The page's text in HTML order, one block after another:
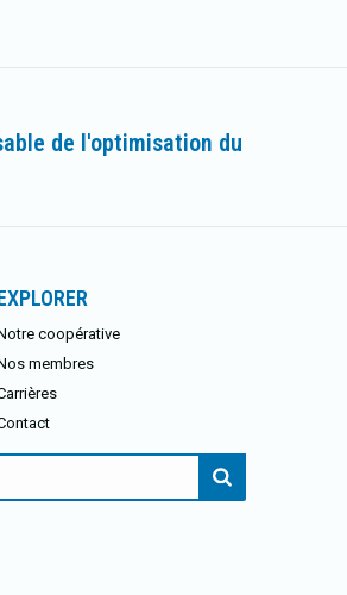
de l'optimisation du
coopérative
membres